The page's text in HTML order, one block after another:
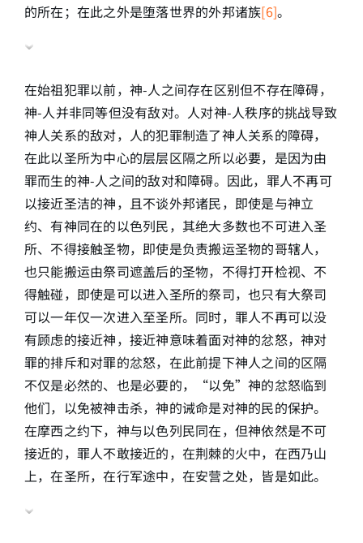
的所在；在此之外是堕落世界的外邦诸族[6]。
在始祖犯罪以前，神-人之间存在区别但不存在障碍，
神-人并非同等但没有敌对。人对神-人秩序的挑战导致
神人关系的敌对，人的犯罪制造了神人关系的障碍，
在此以圣所为中心的层层区隔之所以必要，是因为由
罪而生的神-人之间的敌对和障碍。因此，罪人不再可
以接近圣洁的神，且不谈外邦诸民，即使是与神立
约、有神同在的以色列民，其绝大多数也不可进入圣
所、不得接触圣物，即使是负责搬运圣物的哥辖人，
也只能搬运由祭司遮盖后的圣物，不得打开检视、不
得触碰，即使是可以进入圣所的祭司，也只有大祭司
可以一年仅一次进入至圣所。同时，罪人不再可以没
有顾虑的接近神，接近神意味着面对神的忿怒，神对
罪的排斥和对罪的忿怒，在此前提下神人之间的区隔
不仅是必然的、也是必要的，“以免”神的忿怒临到
他们，以免被神击杀，神的诫命是对神的民的保护。
在摩西之约下，神与以色列民同在，但神依然是不可
接近的，罪人不敢接近的，在荆棘的火中，在西乃山
上，在圣所，在行军途中，在安营之处，皆是如此。